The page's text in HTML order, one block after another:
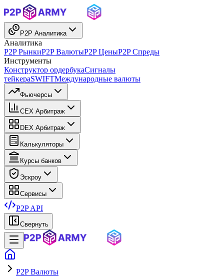
P2P Аналитика
Аналитика
P2P РынкиP2P ВалютыP2P ЦеныP2P Спреды
Инструменты
Конструктор ордербукаСигналы
тейкераSWIFTМеждународные валюты
Фьючерсы
CEX Арбитраж
DEX Арбитраж
Калькуляторы
Курсы банков
Эскроу
Сервисы
P2P API
Свернуть
P2P Валюты